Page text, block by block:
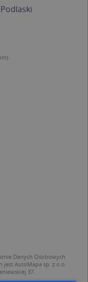
Danych Osobowych
AutoMapa sp. z o.o.
37.